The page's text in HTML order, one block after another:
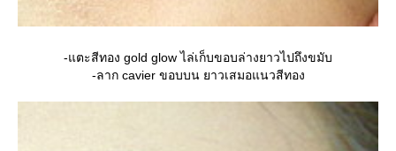
-แตะสีทอง gold glow ไล่เก็บขอบล่างยาวไปถึงขมับ
-ลาก cavier ขอบบน ยาวเสมอแนวสีทอง